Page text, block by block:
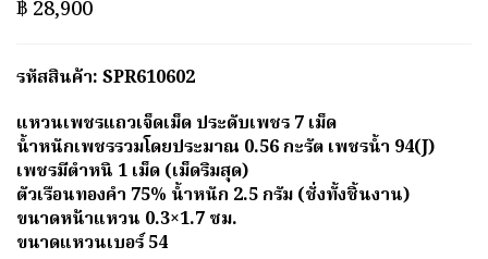
฿ 28,900
รหัสสินค้า: SPR610602
แหวนเพชรแถวเจ็ดเม็ด ประดับเพชร 7 เม็ด
น้ำหนักเพชรรวมโดยประมาณ 0.56 กะรัต เพชรน้ำ 94(J)
เพชรมีตำหนิ 1 เม็ด (เม็ดริมสุด)
ตัวเรือนทองคำ 75% น้ำหนัก 2.5 กรัม (ชั่งทั้งชิ้นงาน)
ขนาดหน้าแหวน 0.3×1.7 ซม.
ขนาดแหวนเบอร์ 54